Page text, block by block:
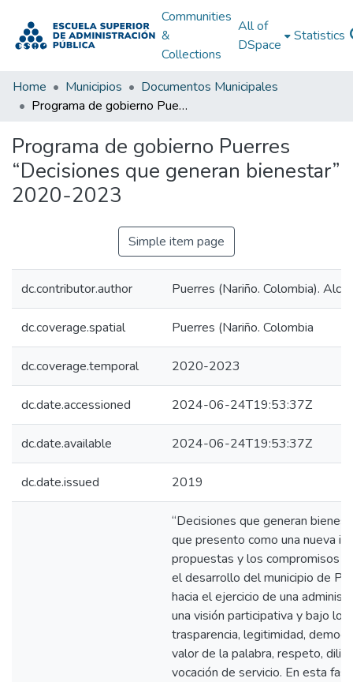
Communities
&
Collections
All of
DSpace
Statistics
Home Municipios
Documentos Municipales
Programa de gobierno Puerres “Decisiones que generan bienestar” 2020-2023
Programa de gobierno Puerres
“Decisiones que generan bienestar”
2020-2023
Simple item page
dc.contributor.author Puerres (Nariño. Colombia).
dc.coverage.spatial Puerres (Nariño. Colombia
dc.coverage.temporal 2020-2023
dc.date.accessioned 2024-06-24T19:53:37Z
dc.date.available 2024-06-24T19:53:37Z
dc.date.issued 2019
“Decisiones que generan
que presento como una nueva
propuestas y los compromisos
el desarrollo del municipio de
hacia el ejercicio de una
una visión participativa y bajo
trasparencia, legitimidad,
valor de la palabra, respeto,
vocación de servicio. En esta